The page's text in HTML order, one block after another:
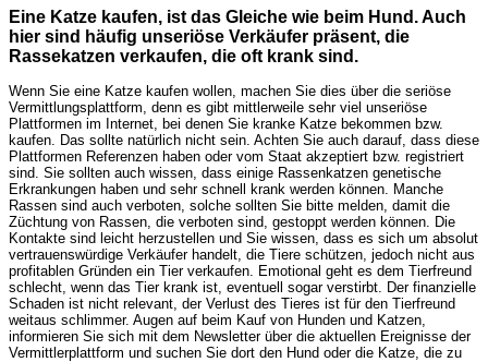
Eine Katze kaufen, ist das Gleiche wie beim Hund. Auch
hier sind häufig unseriöse Verkäufer präsent, die
Rassekatzen verkaufen, die oft krank sind.
Wenn Sie eine Katze kaufen wollen, machen Sie dies über die seriöse
Vermittlungsplattform, denn es gibt mittlerweile sehr viel unseriöse
Plattformen im Internet, bei denen Sie kranke Katze bekommen bzw.
kaufen. Das sollte natürlich nicht sein. Achten Sie auch darauf, dass diese
Plattformen Referenzen haben oder vom Staat akzeptiert bzw. registriert
sind. Sie sollten auch wissen, dass einige Rassenkatzen genetische
Erkrankungen haben und sehr schnell krank werden können. Manche
Rassen sind auch verboten, solche sollten Sie bitte melden, damit die
Züchtung von Rassen, die verboten sind, gestoppt werden können. Die
Kontakte sind leicht herzustellen und Sie wissen, dass es sich um absolut
vertrauenswürdige Verkäufer handelt, die Tiere schützen, jedoch nicht aus
profitablen Gründen ein Tier verkaufen. Emotional geht es dem Tierfreund
schlecht, wenn das Tier krank ist, eventuell sogar verstirbt. Der finanzielle
Schaden ist nicht relevant, der Verlust des Tieres ist für den Tierfreund
weitaus schlimmer. Augen auf beim Kauf von Hunden und Katzen,
informieren Sie sich mit dem Newsletter über die aktuellen Ereignisse der
Vermittlerplattform und suchen Sie dort den Hund oder die Katze, die zu